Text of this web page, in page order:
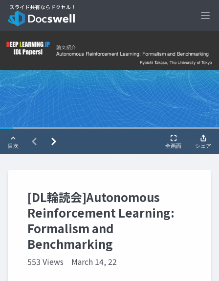
[DL輪読会]Autonomous
Reinforcement Learning:
Formalism and
Benchmarking
553 Views March 14, 22